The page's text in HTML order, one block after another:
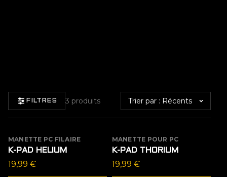
FILTRES 3 produits Trier par
MANETTE PC FILAIRE
K-PAD HELIUM
19,99 €
MANETTE POUR PC
K-PAD THORIUM
19,99 €